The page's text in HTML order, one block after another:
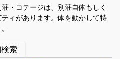
・コテージは、別荘自体もしく
ィがあります。体を動かして特
索